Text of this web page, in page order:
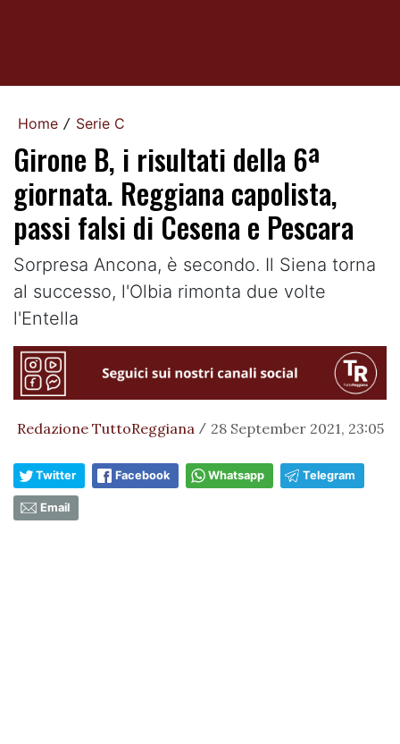
Home / Serie C
Girone B, i risultati della 6ª
giornata. Reggiana capolista,
passi falsi di Cesena e Pescara
Sorpresa Ancona, è secondo. Il Siena torna
al successo, l'Olbia rimonta due volte
l'Entella
Redazione TuttoReggiana / 28 September 2021, 23:05
Twitter Facebook Whatsapp Telegram
Email